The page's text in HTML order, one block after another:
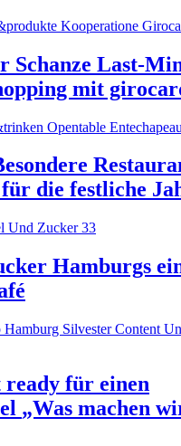
Schanze Last-
mit
die festliche
Hamburgs
für einen
„Was machen